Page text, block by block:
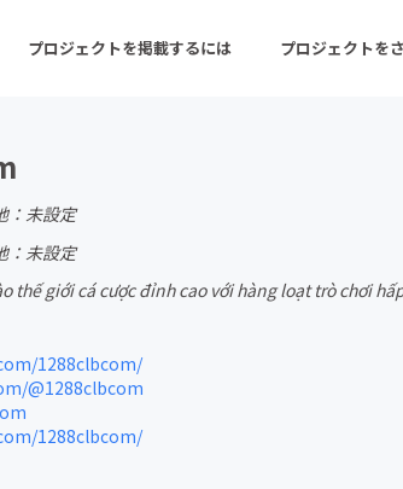
プロジェクトを掲載するには プロジェクトを
注目の新着プロジェクト
音楽 舞台・
書籍・雑誌出版
チャレンジ
：未設定
：未設定
thế giới cá cược đỉnh cao với hàng loạt trò chơi
1288clbcom/
@1288clbcom
1288clbcom/